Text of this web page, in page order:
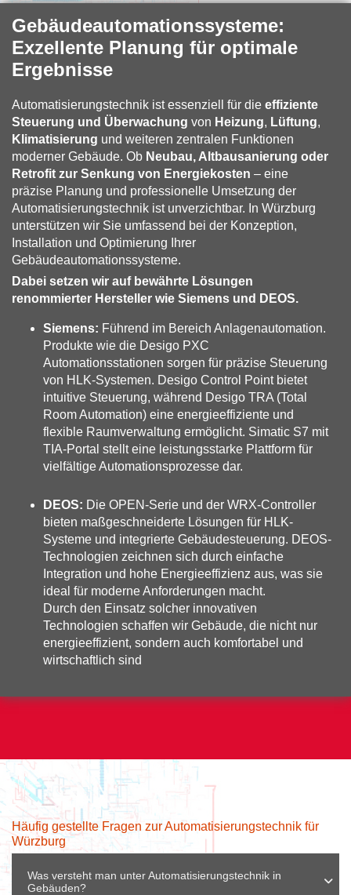
Gebäudeautomationssysteme:
Exzellente Planung für optimale
Ergebnisse
Automatisierungstechnik ist essenziell für die effiziente
Steuerung und Überwachung von Heizung, Lüftung,
Klimatisierung und weiteren zentralen Funktionen
moderner Gebäude. Ob Neubau, Altbausanierung oder
Retrofit zur Senkung von Energiekosten – eine
präzise Planung und professionelle Umsetzung der
Automatisierungstechnik ist unverzichtbar. In Würzburg
unterstützen wir Sie umfassend bei der Konzeption,
Installation und Optimierung Ihrer
Gebäudeautomationssysteme.
Dabei setzen wir auf bewährte Lösungen
renommierter Hersteller wie Siemens und DEOS.
Siemens: Führend im Bereich Anlagenautomation.
Produkte wie die Desigo PXC
Automationsstationen sorgen für präzise Steuerung
von HLK-Systemen. Desigo Control Point bietet
intuitive Steuerung, während Desigo TRA (Total
Room Automation) eine energieeffiziente und
flexible Raumverwaltung ermöglicht. Simatic S7 mit
TIA-Portal stellt eine leistungsstarke Plattform für
vielfältige Automationsprozesse dar.
DEOS: Die OPEN-Serie und der WRX-Controller
bieten maßgeschneiderte Lösungen für HLK-
Systeme und integrierte Gebäudesteuerung. DEOS-
Technologien zeichnen sich durch einfache
Integration und hohe Energieeffizienz aus, was sie
ideal für moderne Anforderungen macht.
Durch den Einsatz solcher innovativen
Technologien schaffen wir Gebäude, die nicht nur
energieeffizient, sondern auch komfortabel und
wirtschaftlich sind
Häufig gestellte Fragen zur Automatisierungstechnik für
Würzburg
Was versteht man unter Automatisierungstechnik in
Gebäuden?